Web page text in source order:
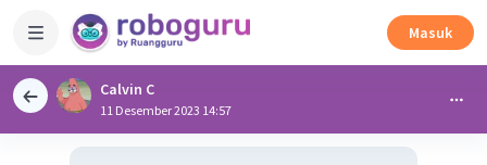
Masuk
Calvin C
11 Desember 2023 14:57